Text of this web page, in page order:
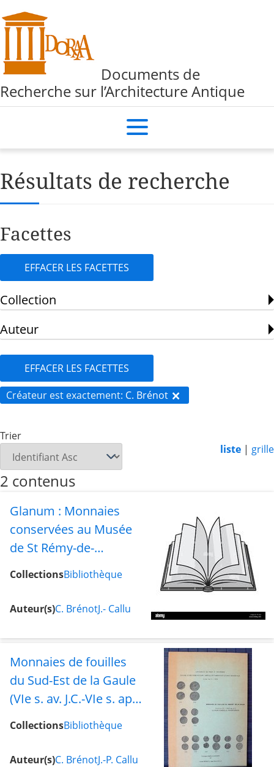
Documents de
Recherche sur l’Architecture Antique
Résultats de recherche
Facettes
EFFACER LES FACETTES
Collection
Auteur
EFFACER LES FACETTES
Créateur est exactement C. Brénot
Trier
liste | grille
2 contenus
Glanum : Monnaies
conservées au Musée
de St Rémy-de-
Provence
CollectionsBibliothèque
Auteur(s)C. BrénotJ.- Callu
Monnaies de fouilles
du Sud-Est de la Gaule
(VIe s. av. J.C.-VIe s. ap.
J.C.) : Glanum,
Craris
CollectionsBibliothèque
Auteur(s)C. BrénotJ.-P. Callu